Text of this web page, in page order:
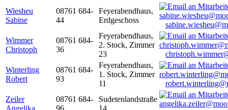
Wiesheu
Sabine
08761 684-
44
Feyerabendhaus,
Erdgeschoss
Wimmer
Christoph
08761 684-
36
Feyerabendhaus,
2. Stock, Zimmer
23
Winterling
Robert
08761 684-
93
Feyerabendhaus,
1. Stock, Zimmer
11
Zeiler
Angelika
08761 684-
96
Sudetenlandstraße
14